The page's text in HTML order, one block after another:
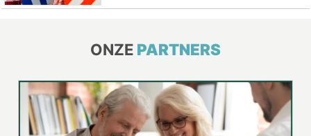
ONZE PARTNERS